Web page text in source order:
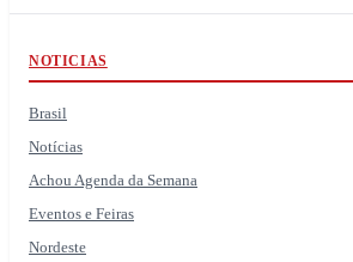
NOTICIAS
Brasil
Notícias
Achou Agenda da Semana
Eventos e Feiras
Nordeste